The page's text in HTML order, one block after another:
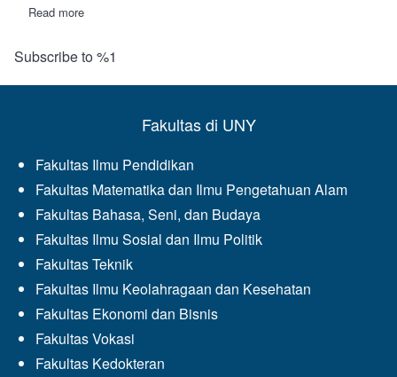
Read more
dan
Dalam
Subscribe to %1
Fakultas di UNY
Fakultas Ilmu Pendidikan
Fakultas Matematika dan Ilmu Pengetahuan Alam
Fakultas Bahasa, Seni, dan Budaya
Fakultas Ilmu Sosial dan Ilmu Politik
Fakultas Teknik
Fakultas Ilmu Keolahragaan dan Kesehatan
Fakultas Ekonomi dan Bisnis
Fakultas Vokasi
Fakultas Kedokteran